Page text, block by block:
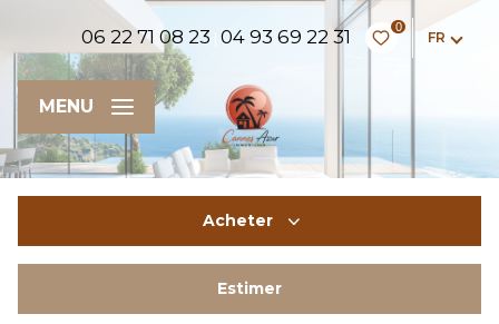
06 22 71 08 23 |04 93 69 22 31 0
FR
MENU
Acheter
Estimer